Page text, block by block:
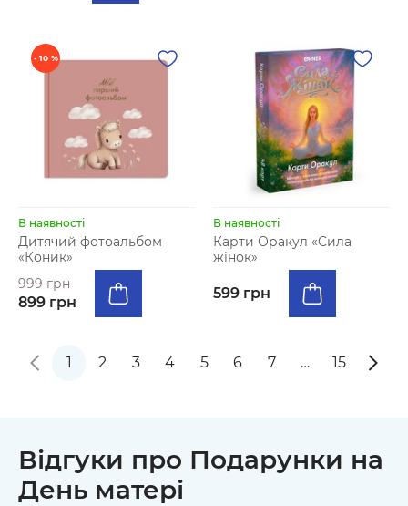
- 10 %
В наявності
Дитячий фотоальбом
«Коник»
999 грн
899 грн
В наявності
Карти Оракул «Сила
жінок»
599 грн
1 2 3 4 5 6 7 … 15
Відгуки про Подарунки на
День матері